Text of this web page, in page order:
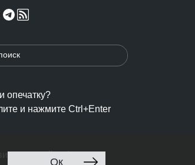
опечатку?
и нажмите Ctrl+Enter
сайта: Ingate
Ок